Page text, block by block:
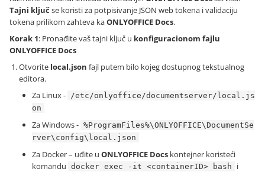
Tajni ključse koristi za potpisivanje JSON web tokena i validaciju
tokena prilikom zahteva kaONLYOFFICE Docs.
Korak 1: Pronađite vaš tajni ključ u konfiguracionom fajlu
ONLYOFFICE Docs
Otvorite local.json fajl putem bilo kojeg dostupnog tekstualnog
editora.
Za Linux - /etc/onlyoffice/documentserver/local.js
on
Za Windows - %ProgramFiles%\ONLYOFFICE\DocumentSe
rver\config\local.json
Za Docker – uđite u ONLYOFFICE Docs kontejner koristeći
komandu docker exec -it <containerID> bash
i